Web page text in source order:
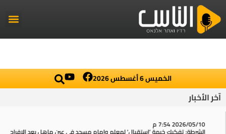
الخميس 6 أغسطس 2026
آخر الأخبار
2026/05/10 7:54 م
الشرطة: تفكيك خيمة ‘استقبال‘ لمعلم وإمام مسجد في عين ماهل بعد الإفراج